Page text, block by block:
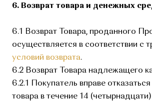
6. Возврат товара и денежных
6.1 Возврат Товара, проданного
осуществляется в соответствии с
условий возврата.
6.2 Возврат Товара надлежащего
6.2.1 Покупатель вправе
товара в течение 14